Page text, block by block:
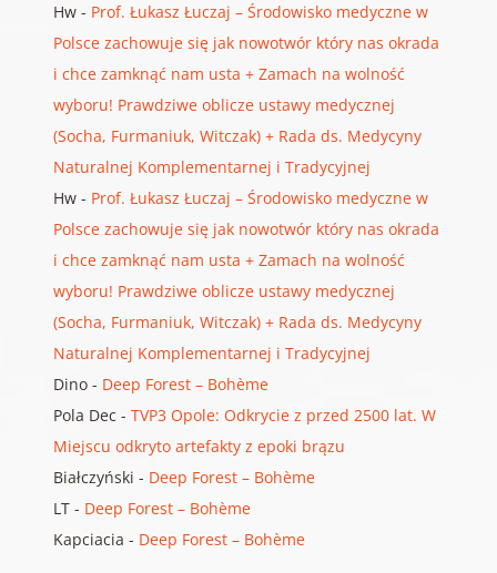
Hw- Prof. Łukasz Łuczaj – Środowisko medyczne w
Polsce zachowuje się jak nowotwór który nas okrada
i chce zamknąć nam usta + Zamach na wolność
wyboru! Prawdziwe oblicze ustawy medycznej
(Socha, Furmaniuk, Witczak) + Rada ds. Medycyny
Naturalnej Komplementarnej i Tradycyjnej
Hw- Prof. Łukasz Łuczaj – Środowisko medyczne w
Polsce zachowuje się jak nowotwór który nas okrada
i chce zamknąć nam usta + Zamach na wolność
wyboru! Prawdziwe oblicze ustawy medycznej
(Socha, Furmaniuk, Witczak) + Rada ds. Medycyny
Naturalnej Komplementarnej i Tradycyjnej
Dino- Deep Forest – Bohème
Pola Dec - TVP3 Opole: Odkrycie z przed 2500 lat. W
Miejscu odkryto artefakty z epoki brązu
Białczyński - Deep Forest – Bohème
LT- Deep Forest – Bohème
Kapciacia - Deep Forest – Bohème